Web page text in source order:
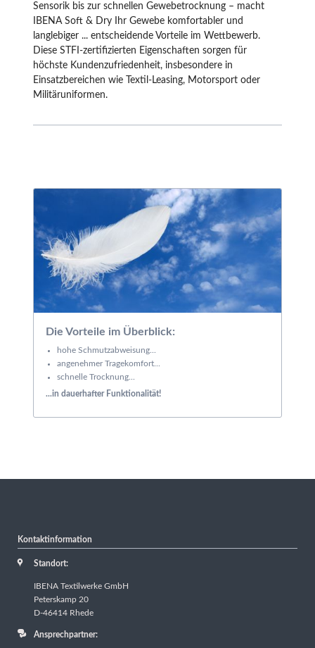
Sensorik bis zur schnellen Gewebetrocknung – macht
IBENA Soft & Dry Ihr Gewebe komfortabler und
langlebiger ... entscheidende Vorteile im Wettbewerb.
Diese STFI-zertifizierten Eigenschaften sorgen für
höchste Kundenzufriedenheit, insbesondere in
Einsatzbereichen wie Textil-Leasing, Motorsport oder
Militäruniformen.
Die Vorteile im Überblick:
hohe Schmutzabweisung...
angenehmer Tragekomfort...
schnelle Trocknung...
...in dauerhafter Funktionalität!
Kontaktinformation
Standort:
IBENA Textilwerke GmbH
Peterskamp 20
D-46414 Rhede
Ansprechpartner: